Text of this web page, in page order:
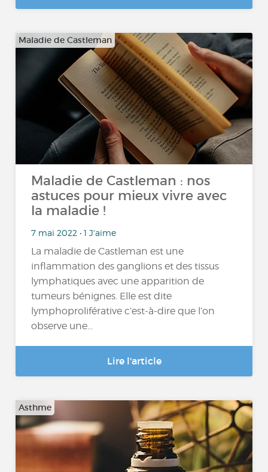
Maladie de Castleman
Maladie de Castleman : nos
astuces pour mieux vivre avec
la maladie !
7 mai 2022 • 1 J'aime
La maladie de Castleman est une
inflammation des ganglions et des tissus
lymphatiques avec une apparition de
tumeurs bénignes. Elle est dite
lymphoproliférative c’est-à-dire que l’on
observe une...
Lire l'article
Asthme